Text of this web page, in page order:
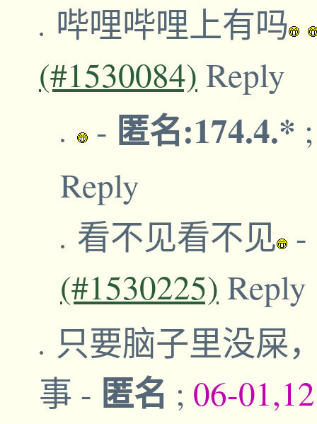
哔哩哔哩上有吗
(#1530084) Reply
- 匿名:174.4.*
Reply
看不见看不见 -
(#1530225) Reply
只要脑子里没屎
事 - 匿名 ; 06-